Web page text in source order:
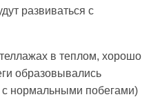
развиваться с
в теплом, хорошо
образовывались
нормальными побегами)